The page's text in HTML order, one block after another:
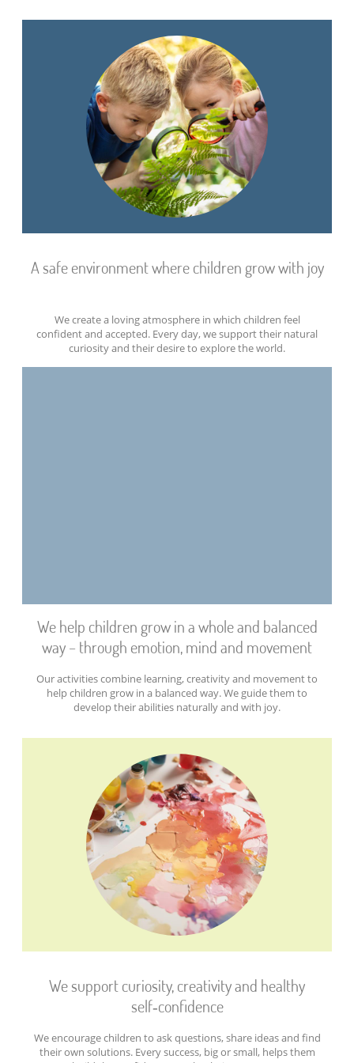
A safe environment where children grow with joy
We create a loving atmosphere in which children feel
confident and accepted. Every day, we support their natural
curiosity and their desire to explore the world.
We help children grow in a whole and balanced
way – through emotion, mind and movement
Our activities combine learning, creativity and movement to
help children grow in a balanced way. We guide them to
develop their abilities naturally and with joy.
We support curiosity, creativity and healthy
self‑confidence
We encourage children to ask questions, share ideas and find
their own solutions. Every success, big or small, helps them